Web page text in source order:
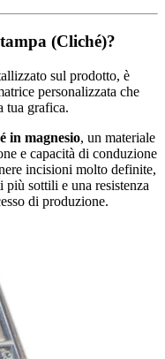
(Cliché)?
sul prodotto, è
personalizzata che
tua grafica.
in magnesio, un materiale
e capacità di conduzione
incisioni molto definite,
più sottili e una resistenza
di produzione.